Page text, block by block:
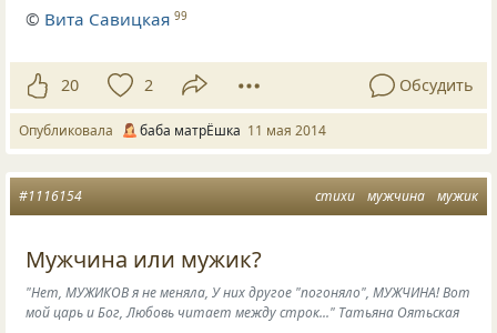
© Вита Савицкая 99
20 2 Обсудить
Опубликовала баба матрЁшка 11 мая 2014
стихи мужчина мужик
#1116154
Мужчина или мужик?
"Нет, МУЖИКОВ я не меняла, У них другое "погоняло", МУЖЧИНА! Вот
мой царь и Бог, Любовь читает между строк..." Татьяна Оятьская